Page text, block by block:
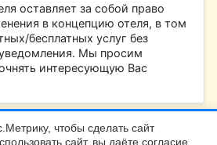
оставляет за собой право
в концепцию отеля, в том
бесплатных услуг без
Мы просим
интересующую Вас
чтобы сделать сайт
сайт, вы даёте согласие